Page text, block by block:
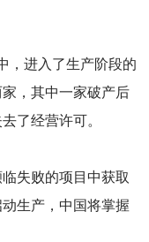
，进入了生产阶段的
，其中一家破产后
了经营许可。
失败的项目中获取
生产，中国将掌握